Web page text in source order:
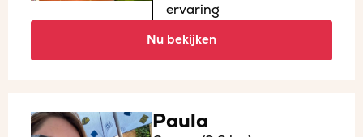
ervaring
Nu bekijken
Paula